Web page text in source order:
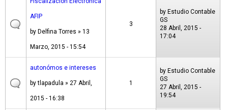
AFIP
by Delfina Torres » 13
Marzo, 2015 - 15:54
3
by Estudio Contable
GS
28 Abril, 2015 -
17:04
autonómos e intereses
bytlapadula » 27 Abril,
2015 - 16:38
1
by Estudio Contable
GS
27 Abril, 2015 -
19:54